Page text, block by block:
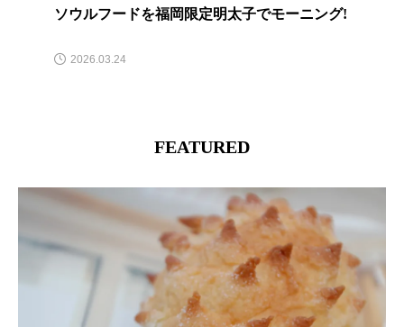
おもてなしで癒やされるイタリアンの名店はここ！
2026.03.31
FEATURED